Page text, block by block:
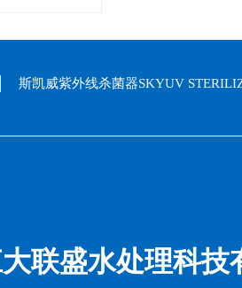
斯凯威紫外线杀菌器SKYUV
联盛水处理科技